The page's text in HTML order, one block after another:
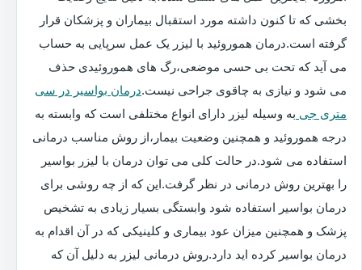
بخشی که تا کنون داشته مورد استقبال بیماران و پزشکان قرار
گرفته است.درمان هموروئید با لیزر یک عمل سرپایی به حساب
می آید که تحت بی حسی موضعی،رگ های هموروئیدی حذف
می شود و نیازی به چاقوی جراحی نیست.درمان بواسیر در سی
متری جی به وسیله لیزر دارای انواع مختلفی است که وابسته به
درجه هموروئید و همچنین وضعیت بیمار،از روش مناسب درمانی
استفاده می شود.در حالت کلی می توان درمان با لیزر بواسیر
را بهترین روش درمانی در نظر گرفت.این که از چه روشی برای
درمان بواسیر استفاده شود وابستگی بسیار زیادی به تشخیص
پزشک و همچنین میزان عود بیماری و کلینیکی که در آن اقدام به
درمان بواسیر کرده اید دارد.روش درمانی لیزر به دلیل آن که